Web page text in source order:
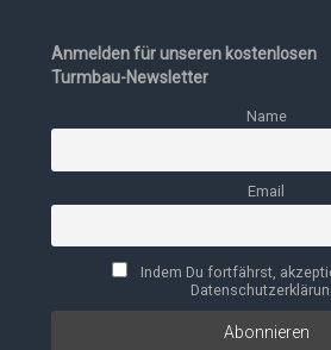
Anmelden für unseren kostenlosen
Turmbau-Newsletter
Name
Email
Indem Du fortfährst,